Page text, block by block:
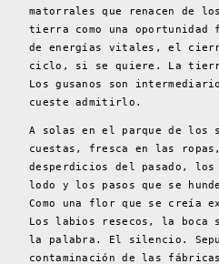
matorrales que renacen de
tierra como una
de energías vitales, el
ciclo, si se quiere. La tierra
Los gusanos son
cueste admitirlo.
A solas en el parque de los
cuestas, fresca en las
desperdicios del pasado,
lodo y los pasos que se
Como una flor que se creía
Los labios resecos, la boca
la palabra. El silencio.
contaminación de las